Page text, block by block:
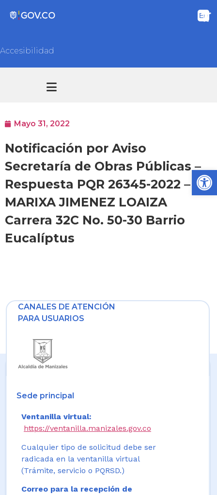
Accesibilidad
Mayo 31, 2022
Notificación por Aviso
Secretaría de Obras Públicas –
Respuesta PQR 26345-2022 –
MARIXA JIMENEZ LOAIZA
Carrera 32C No. 50-30 Barrio
Eucalíptus
CANALES DE ATENCIÓN
PARA USUARIOS
Sede principal
Ventanilla virtual:
https://ventanilla.manizales.gov.co
Cualquier tipo de solicitud debe ser
radicada en la ventanilla virtual
(Trámite, servicio o PQRSD.)
Correo para la recepción de